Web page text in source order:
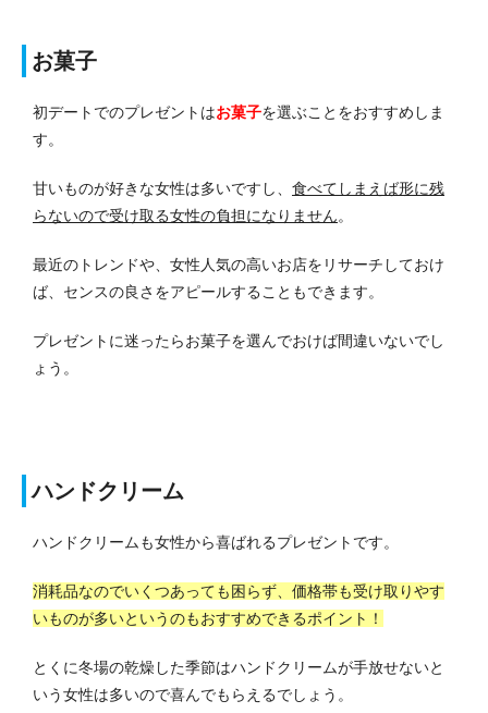
お菓子
初デートでのプレゼントはお菓子を選ぶことをおすすめしま
す。
甘いものが好きな女性は多いですし、 食べてしまえば形に残
らないので受け取る女性の負担になりません。
最近のトレンドや、女性人気の高いお店をリサーチしておけ
ば、センスの良さをアピールすることもできます。
プレゼントに迷ったらお菓子を選んでおけば間違いないでし
ょう。
ハンドクリーム
ハンドクリームも女性から喜ばれるプレゼントです。
消耗品なのでいくつあっても困らず、価格帯も受け取りやす
いものが多いというのもおすすめできるポイント！
とくに冬場の乾燥した季節はハンドクリームが手放せないと
いう女性は多いので喜んでもらえるでしょう。